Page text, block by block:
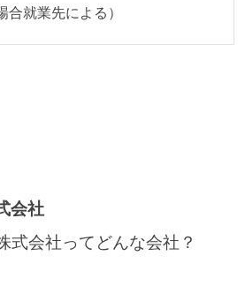
合就業先による）
会社
式会社ってどんな会社？